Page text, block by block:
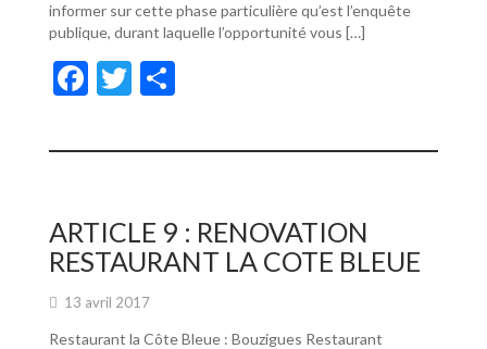
informer sur cette phase particulière qu’est l’enquête
publique, durant laquelle l’opportunité vous […]
F
e
o
o
k
T
itt ta
er
ARTICLE 9 : RENOVATION
RESTAURANT LA COTE BLEUE
13 avril 2017
Restaurant la Côte Bleue : Bouzigues Restaurant